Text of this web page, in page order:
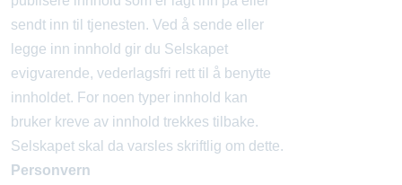
sendt inn til tjenesten. Ved å sende eller
legge inn innhold gir du Selskapet
evigvarende, vederlagsfri rett til å benytte
innholdet. For noen typer innhold kan
bruker kreve av innhold trekkes tilbake.
Selskapet skal da varsles skriftlig om dette.
Personvern